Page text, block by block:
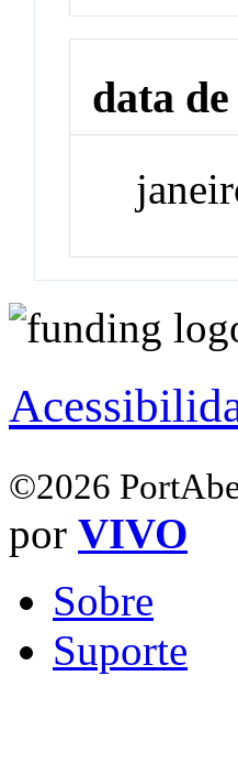
data
©2026
por VIVO
Sobre
Suporte